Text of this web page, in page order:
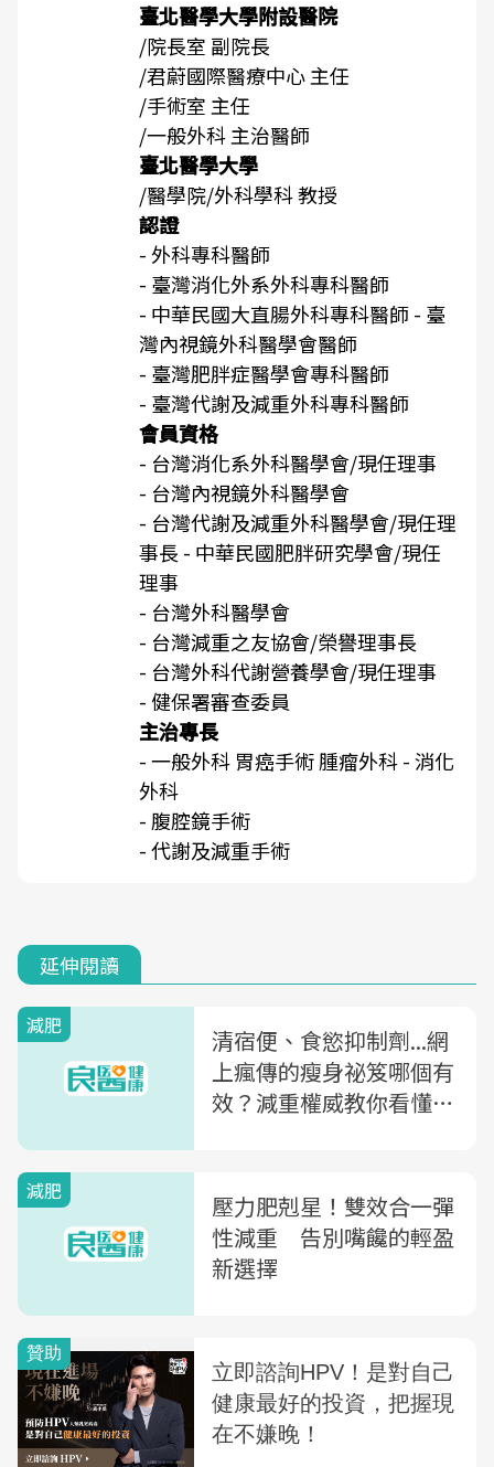
臺北醫學大學附設醫院
/院長室 副院長
/君蔚國際醫療中心 主任
/手術室 主任
/一般外科 主治醫師
臺北醫學大學
/醫學院/外科學科 教授
認證
- 外科專科醫師
- 臺灣消化外系外科專科醫師
- 中華民國大直腸外科專科醫師 - 臺
灣內視鏡外科醫學會醫師
- 臺灣肥胖症醫學會專科醫師
- 臺灣代謝及減重外科專科醫師
會員資格
- 台灣消化系外科醫學會/現任理事
- 台灣內視鏡外科醫學會
- 台灣代謝及減重外科醫學會/現任理
事長 - 中華民國肥胖研究學會/現任
理事
- 台灣外科醫學會
- 台灣減重之友協會/榮譽理事長
- 台灣外科代謝營養學會/現任理事
- 健保署審查委員
主治專長
- 一般外科 胃癌手術 腫瘤外科 - 消化
外科
- 腹腔鏡手術
- 代謝及減重手術
延伸閱讀
減肥
清宿便、食慾抑制劑...網
上瘋傳的瘦身祕笈哪個有
效？減重權威教你看懂，
減肥
壓力肥剋星！雙效合一彈
性減重 告別嘴饞的輕盈
新選擇